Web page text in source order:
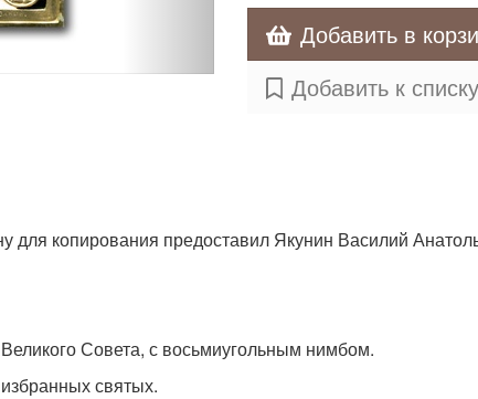
Добавить в
Добавить к
для копирования предоставил Якунин Василий
Совета, с восьмиугольным нимбом.
святых.